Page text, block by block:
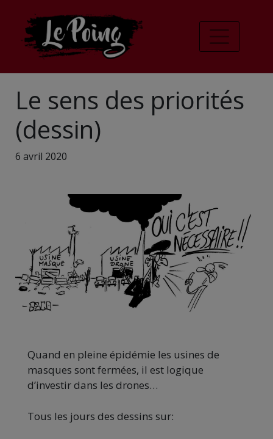
Le sens des priorités
(dessin)
6 avril 2020
Quand en pleine épidémie les usines de
masques sont fermées, il est logique
d’investir dans les drones…
Tous les jours des dessins sur: